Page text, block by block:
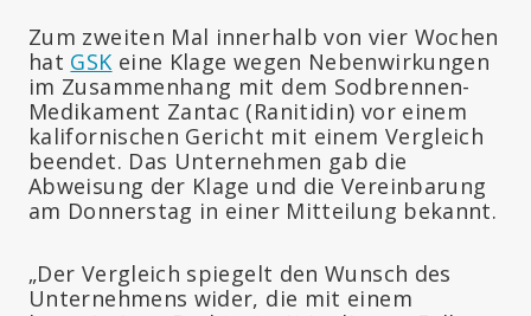
Zum zweiten Mal innerhalb von vier Wochen
hat GSK eine Klage wegen Nebenwirkungen
im Zusammenhang mit dem Sodbrennen-
Medikament Zantac (Ranitidin) vor einem
kalifornischen Gericht mit einem Vergleich
beendet. Das Unternehmen gab die
Abweisung der Klage und die Vereinbarung
am Donnerstag in einer Mitteilung bekannt.
„Der Vergleich spiegelt den Wunsch des
Unternehmens wider, die mit einem